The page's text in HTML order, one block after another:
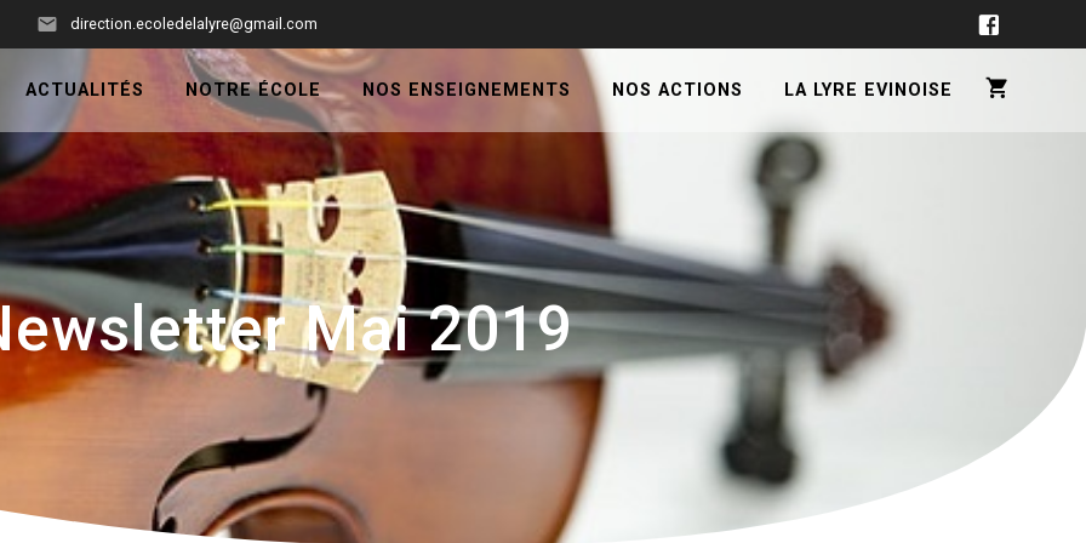
direction.ecoledelalyre@gmail.com
ACTUALITÉS NOTRE ÉCOLE NOS ENSEIGNEMENTS NOS ACTIONS LA LYRE EVINOISE
Mai 2019